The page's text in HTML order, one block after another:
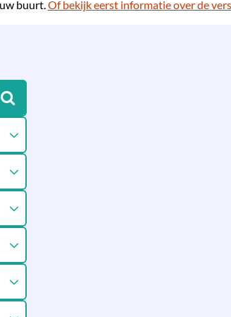
buurt.Of bekijk eerst informatie over de